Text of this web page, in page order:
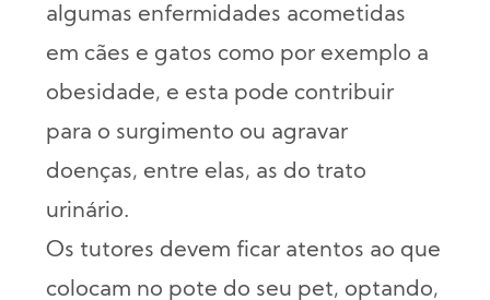
algumas enfermidades acometidas
em cães e gatos como por exemplo a
obesidade, e esta pode contribuir
para o surgimento ou agravar
doenças, entre elas, as do trato
urinário.
Os tutores devem ficar atentos ao que
colocam no pote do seu pet, optando,